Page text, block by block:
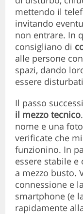
mettendo il
invitando
non entrare. In
consigliano di
alle persone
spazi, dando
essere
Il passo
il mezzo tecnico
nome e una
verificate che
funzionino. In
essere stabile
a mezzo busto.
connessione e
smartphone (e
rapidamente